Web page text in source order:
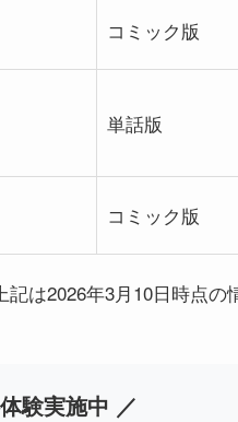
コミック版
単話版
コミック版
は2026年3月10日時点
験実施中 ／